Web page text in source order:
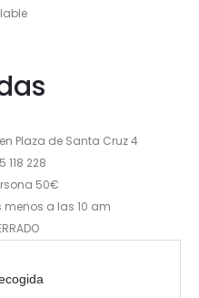
Plaza de Santa Cruz 4
118 228
50€
a las 10 am